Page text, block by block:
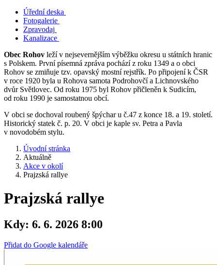
Úřední deska
Fotogalerie
Zpravodaj
Kanalizace
Obec Rohov leží v nejsevernějším výběžku okresu u státních hranic
s Polskem. První písemná zpráva pochází z roku 1349 a o obci
Rohov se zmiňuje tzv. opavský mostní rejstřík. Po připojení k ČSR
v roce 1920 byla u Rohova samota Podrohovčí a Lichnovského
dvůr Světlovec. Od roku 1975 byl Rohov přičleněn k Sudicím,
od roku 1990 je samostatnou obcí.
V obci se dochoval roubený špýchar u č.47 z konce 18. a 19. století.
Historický statek č. p. 20. V obci je kaple sv. Petra a Pavla
v novodobém stylu.
Úvodní stránka
Aktuálně
Akce v okolí
Prajzská rallye
Prajzská rallye
Kdy: 6. 6. 2026 8:00
Přidat do Google kalendáře